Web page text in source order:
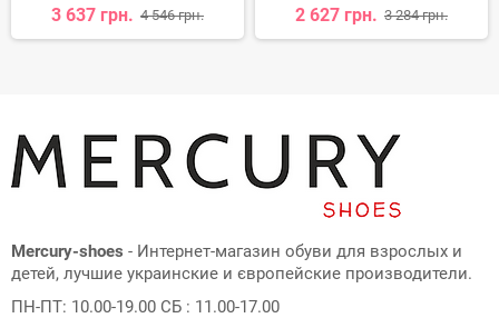
3 637 грн. 4 546 грн. 2 627 грн. 3 284 грн.
Mercury-shoes - Интернет-магазин обуви для взрослых и
детей, лучшие украинские и європейские производители.
ПН-ПТ: 10.00-19.00 СБ : 11.00-17.00